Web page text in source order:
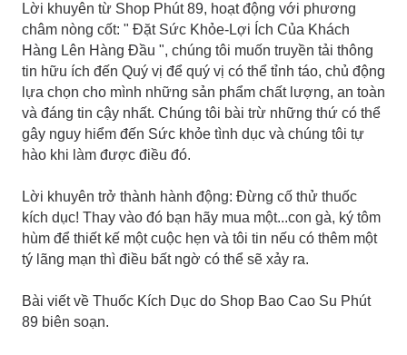
Lời khuyên từ Shop Phút 89, hoạt động với phương
châm nòng cốt: " Đặt Sức Khỏe-Lợi Ích Của Khách
Hàng Lên Hàng Đầu ", chúng tôi muốn truyền tải thông
tin hữu ích đến Quý vị để quý vị có thể tỉnh táo, chủ động
lựa chọn cho mình những sản phẩm chất lượng, an toàn
và đáng tin cậy nhất. Chúng tôi bài trừ những thứ có thể
gây nguy hiểm đến Sức khỏe tình dục và chúng tôi tự
hào khi làm được điều đó.
Lời khuyên trở thành hành động: Đừng cố thử thuốc
kích dục! Thay vào đó bạn hãy mua một...con gà, ký tôm
hùm để thiết kế một cuộc hẹn và tôi tin nếu có thêm một
tý lãng mạn thì điều bất ngờ có thể sẽ xảy ra.
Bài viết về Thuốc Kích Dục do Shop Bao Cao Su Phút
89 biên soạn.